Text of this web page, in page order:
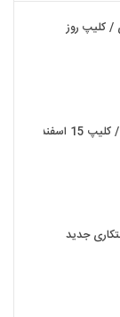
/ کلیپ روز
اسفند
جدید